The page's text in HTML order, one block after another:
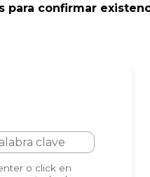
para confirmar
o click en